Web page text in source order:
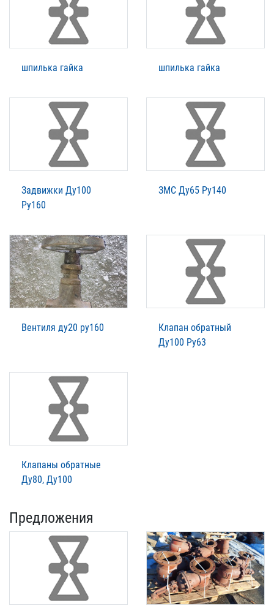
шпилька гайка шпилька гайка
Задвижки Ду100
Ру160
ЗМС Ду65 Ру140
Вентиля ду20 ру160
Клапан обратный
Ду100 Ру63
Клапаны обратные
Ду80, Ду100
Предложения